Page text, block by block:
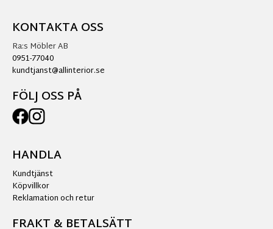
KONTAKTA OSS
Ra:s Möbler AB
0951-77040
kundtjanst@allinterior.se
FÖLJ OSS PÅ
HANDLA
Kundtjänst
Köpvillkor
Reklamation och retur
FRAKT & BETALSÄTT